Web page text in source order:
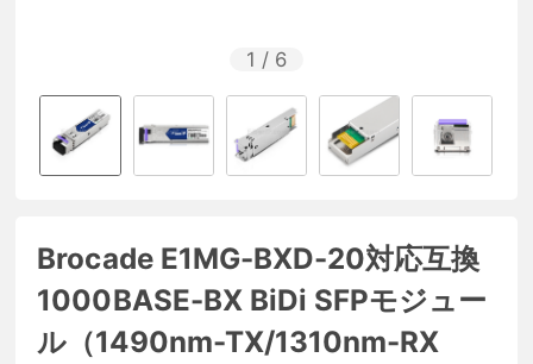
1 / 6
Brocade E1MG-BXD-20対応互換
1000BASE-BX BiDi SFPモジュー
ル（1490nm-TX/1310nm-RX